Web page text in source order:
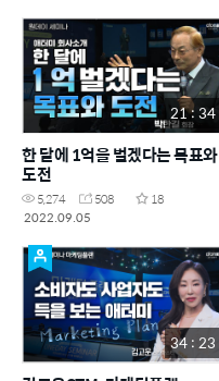
21 : 34
한 달에 1억을 벌겠다는 목표와
도전
5,274 508
18
2022.09.05
34 : 23